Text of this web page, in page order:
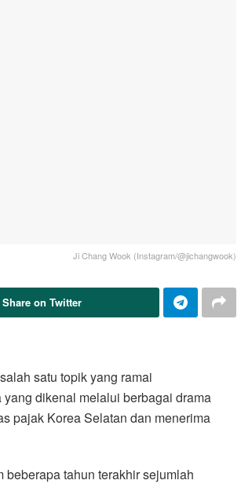
Ji Chang Wook (Instagram/@jichangwook)
Share on Twitter
satu topik yang ramai
dikenal melalui berbagai drama
pajak Korea Selatan dan menerima
tahun terakhir sejumlah